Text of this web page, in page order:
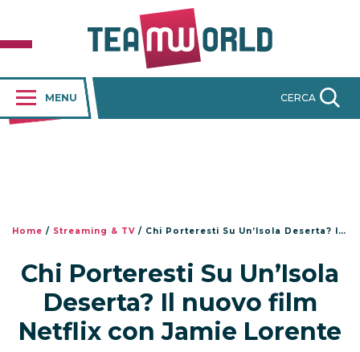
MENU CERCA
Home / Streaming & TV / Chi Porteresti Su Un’Isola Deserta? Il nuovo film Netflix con Jamie Lorente
Chi Porteresti Su Un’Isola
Deserta? Il nuovo film
Netflix con Jamie Lorente